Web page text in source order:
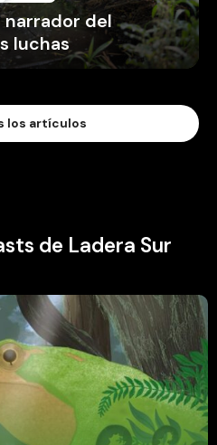
narrador del
luchas
los artículos
de Ladera Sur